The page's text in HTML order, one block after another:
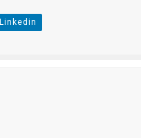
Linkedin